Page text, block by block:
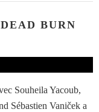
BURN
Souheila Yacoub,
Sébastien Vaniček a